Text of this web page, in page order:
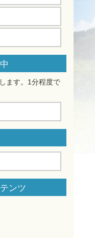
ます。1分程度で
ンツ